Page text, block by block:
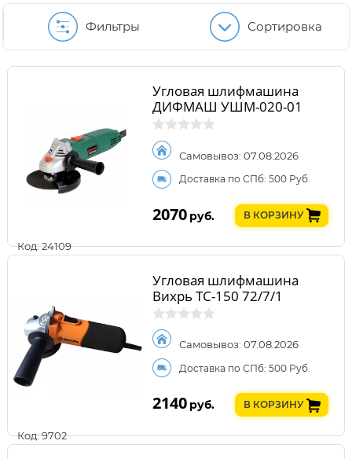
Фильтры Сортировка
Код: 24109
Угловая шлифмашина
ДИФМАШ УШМ-020-01
Самовывоз: 07.08.2026
Доставка по СПб: 500 Руб.
2070 руб. В КОРЗИНУ
Код: 9702
Угловая шлифмашина
Вихрь ТС-150 72/7/1
Самовывоз: 07.08.2026
Доставка по СПб: 500 Руб.
2140 руб. В КОРЗИНУ